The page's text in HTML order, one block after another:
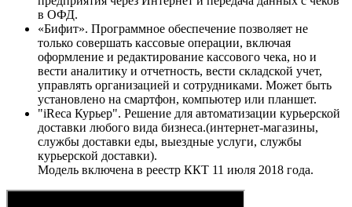
в ОФД.
«Бифит». Программное обеспечение позволяет не
только совершать кассовые операции, включая
оформление и редактирование кассового чека, но и
вести аналитику и отчетность, вести складской учет,
управлять организацией и сотрудниками. Может быть
установлено на смартфон, компьютер или планшет.
"iReca Курьер". Решение для автоматизации курьерской
доставки любого вида бизнеса.(интернет-магазины,
службы доставки еды, выездные услуги, службы
курьерской доставки).
Модель включена в реестр ККТ 11 июля 2018 года.